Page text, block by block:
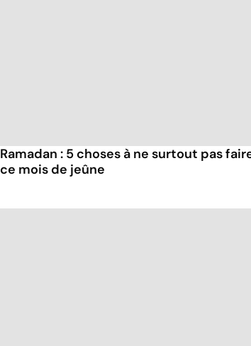
Ramadan : 5 choses à ne surtout pas
ce mois de jeûne